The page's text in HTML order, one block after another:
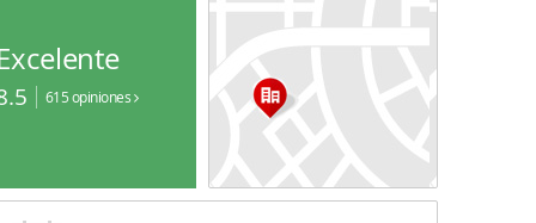
615 opiniones